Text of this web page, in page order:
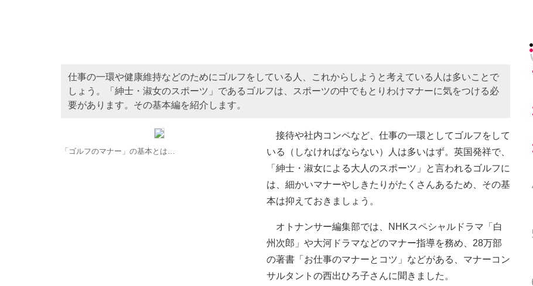
仕事の一環や健康維持などのためにゴルフをしている人、これからしようと考えている人は多いことで
しょう。「紳士・淑女のスポーツ」であるゴルフは、スポーツの中でもとりわけマナーに気をつける必
要があります。その基本編を紹介します。
「ゴルフのマナー」の基本とは…
接待や社内コンペなど、仕事の一環としてゴルフをして
いる（しなければならない）人は多いはず。英国発祥で、
「紳士・淑女による大人のスポーツ」と言われるゴルフに
は、細かいマナーやしきたりがたくさんあるため、その基
本は抑えておきましょう。
オトナンサー編集部では、NHKスペシャルドラマ「白
州次郎」や大河ドラマなどのマナー指導を務め、28万部
の著書「お仕事のマナーとコツ」などがある、マナーコン
サルタントの西出ひろ子さんに聞きました。